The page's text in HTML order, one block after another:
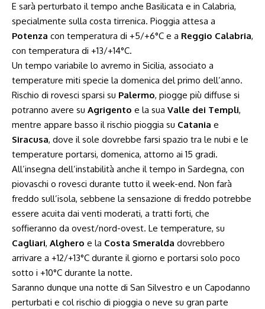
E sarà perturbato il tempo anche Basilicata e in Calabria,
specialmente sulla costa tirrenica. Pioggia attesa a
Potenza con temperatura di +5/+6°C e a Reggio Calabria,
con temperatura di +13/+14°C.
Un tempo variabile lo avremo in Sicilia, associato a
temperature miti specie la domenica del primo dell’anno.
Rischio di rovesci sparsi su Palermo, piogge più diffuse si
potranno avere su Agrigento e la sua Valle dei Templi,
mentre appare basso il rischio pioggia su Catania e
Siracusa, dove il sole dovrebbe farsi spazio tra le nubi e le
temperature portarsi, domenica, attorno ai 15 gradi.
All’insegna dell’instabilità anche il tempo in Sardegna, con
piovaschi o rovesci durante tutto il week-end. Non farà
freddo sull’isola, sebbene la sensazione di freddo potrebbe
essere acuita dai venti moderati, a tratti forti, che
soffieranno da ovest/nord-ovest. Le temperature, su
Cagliari, Alghero e la Costa Smeralda dovrebbero
arrivare a +12/+13°C durante il giorno e portarsi solo poco
sotto i +10°C durante la notte.
Saranno dunque una notte di San Silvestro e un Capodanno
perturbati e col rischio di pioggia o neve su gran parte